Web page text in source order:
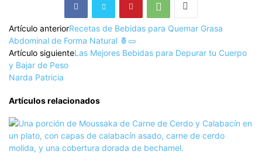
Artículo anteriorRecetas de Bebidas para Quemar Grasa
Abdominal de Forma Natural 🍍🥒
Artículo siguienteLas Mejores Bebidas para Depurar tu Cuerpo
y Bajar de Peso
Narda Patricia
Artículos relacionados